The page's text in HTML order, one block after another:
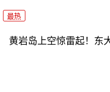
最热
黄岩岛上空惊雷起！东